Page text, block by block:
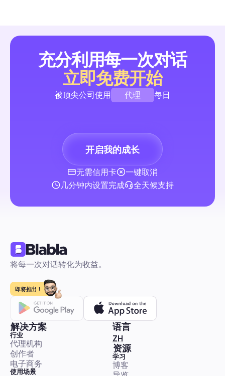
UGC内容：2026年营销人员扩大用户参与的完整自动
自动化优先初学者指南，提供即用型评论→DM流程、管理和权
评论与私信自动化
的操作节奏。包括现成的模板、逐步的自动化蓝图，以及安全的
集成指导。
评论与私信自动化
网红营销：2026年自动化手册，助澳大利亚中小企业启
展和衡量投资回报
这是一本以自动化为优先的、专注于澳大利亚市场的新手攻略，
充分利用每一次对话
立即免费开始
被顶尖公司使用
代理
创作者
代理 每日
开启我的成长
无需信用卡
一键取消
几分钟内设置完成
全天候支持
将每一次对话转化为收益。
即将推出！
解决方案
行业
代理机构
创作者
电子商务
使用场景
资源
学习
博客
语言
ZH